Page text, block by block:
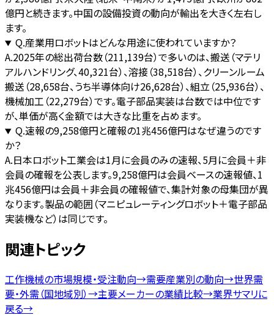
億円と続きます。中国の設備投資の動向が輸出を大きく左右し
ます。
Q.産業用ロボットはどんな用途に使われていますか？
A.2025年の総出荷台数（211,139台）で多いのは、搬送（マテリ
アルハンドリング、40,321台）、溶接（38,518台）、クリーンルーム
搬送（28,658台、うち半導体向け26,628台）、組立（25,936台）、
機械加工（22,279台）です。電子部品実装は台数では中位です
が、単価が高く金額では大きな比重を占めます。
Q.速報の9,258億円と確報の1兆456億円はなぜ違うのです
か？
A.日本ロボット工業会は1月に会員のみの速報、5月に会員＋非
会員の確報を公表します。9,258億円は会員ベースの速報値、1
兆456億円は会員＋非会員の確報値で、集計対象の母集団が異
なります。製品の範囲（マニピュレーティングロボット＋電子部品
実装機など）は同じです。
関連トピック
工作機械の市場規模・受注動向→需要産業別の動向→世界需
要・外需（国地域別）→主要メーカーの業績比較→業界サマリに
戻る→